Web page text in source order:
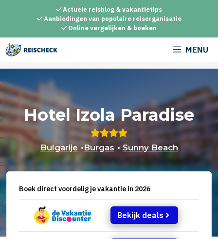
inhoud
Actuele reisblog & vakantietips
Aanbiedingen van populaire reisorganisatie
Online vergelijken & boeken
MENU
Hotel Izola Paradise
Bulgarije •Burgas • Sunny Beach
Boek direct voordelig je vakantie in 2026
Bekijk deals